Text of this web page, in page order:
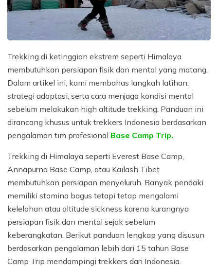
Annapurna Circuit Trek with Tilicho Lake - 15 Days
Everest Base Camp Trek - 14 Days
Everest Three High Passes Trek - 19 Days
Trekking di ketinggian ekstrem seperti Himalaya
membutuhkan persiapan fisik dan mental yang matang.
Dalam artikel ini, kami membahas langkah latihan,
strategi adaptasi, serta cara menjaga kondisi mental
sebelum melakukan high altitude trekking. Panduan ini
dirancang khusus untuk trekkers Indonesia berdasarkan
pengalaman tim profesional Base Camp Trip.
Trekking di Himalaya seperti Everest Base Camp,
Annapurna Base Camp, atau Kailash Tibet
membutuhkan persiapan menyeluruh. Banyak pendaki
memiliki stamina bagus tetapi tetap mengalami
kelelahan atau altitude sickness karena kurangnya
persiapan fisik dan mental sejak sebelum
keberangkatan. Berikut panduan lengkap yang disusun
berdasarkan pengalaman lebih dari 15 tahun Base
Camp Trip mendampingi trekkers dari Indonesia.